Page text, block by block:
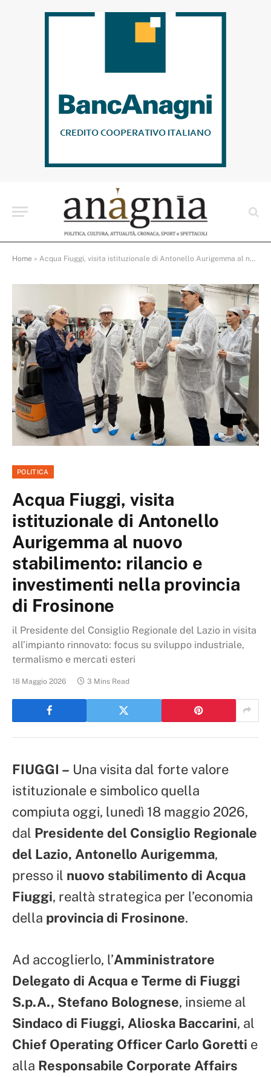
Home » Acqua Fiuggi, visita istituzionale di Antonello Aurigemma al nuovo stabilimento: rilancio e investimenti nella provincia di Frosinone
POLITICA
Acqua Fiuggi, visita
istituzionale di Antonello
Aurigemma al nuovo
stabilimento: rilancio e
investimenti nella provincia
di Frosinone
il Presidente del Consiglio Regionale del Lazio in visita
all’impianto rinnovato: focus su sviluppo industriale,
termalismo e mercati esteri
18 Maggio 2026 3 Mins Read
FIUGGI – Una visita dal forte valore
istituzionale e simbolico quella
compiuta oggi, lunedì 18 maggio 2026,
dal Presidente del Consiglio Regionale
del Lazio, Antonello Aurigemma,
presso il nuovo stabilimento di Acqua
Fiuggi, realtà strategica per l’economia
della provincia di Frosinone.
Ad accoglierlo, l’Amministratore
Delegato di Acqua e Terme di Fiuggi
S.p.A., Stefano Bolognese, insieme al
Sindaco di Fiuggi, Alioska Baccarini, al
Chief Operating Officer Carlo Goretti e
alla Responsabile Corporate Affairs